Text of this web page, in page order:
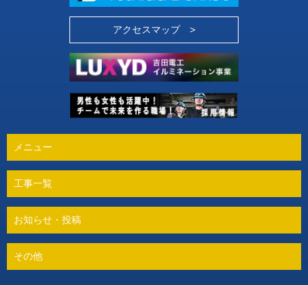
アクセスマップ >
メニュー
工事一覧
お知らせ・投稿
その他